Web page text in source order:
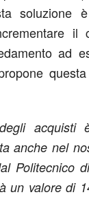
soluzione
il
ad
acquisti
anche nel
Politecnico
un valore di